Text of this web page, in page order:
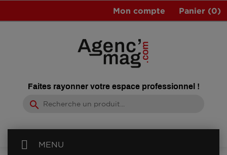
Panier (0)
Mon compte
Faites rayonner votre espace professionnel !
search
MENU